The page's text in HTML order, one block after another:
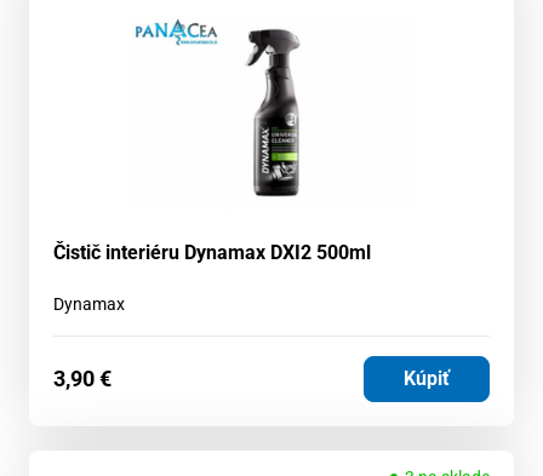
Čistič interiéru Dynamax DXI2 500ml
Dynamax
3,90€ Kúpiť